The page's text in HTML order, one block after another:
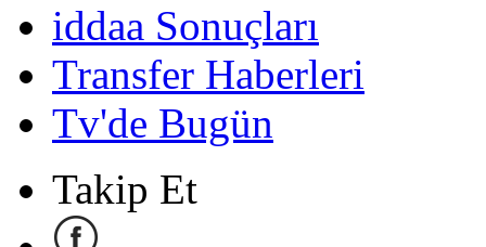
iddaa Sonuçları
Transfer Haberleri
Tv'de Bugün
Takip Et